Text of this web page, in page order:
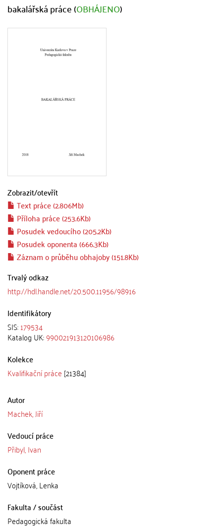
bakalářská práce (OBHÁJENO)
Zobrazit/otevřít
Text práce (2.806Mb)
Příloha práce (253.6Kb)
Posudek vedoucího (205.2Kb)
Posudek oponenta (666.3Kb)
Záznam o průběhu obhajoby (151.8Kb)
Trvalý odkaz
http://hdl.handle.net/20.500.11956/98916
Identifikátory
SIS:179534
Katalog UK:990021913120106986
Kolekce
Kvalifikační práce [21384]
Autor
Machek, Jiří
Vedoucí práce
Přibyl, Ivan
Oponent práce
Vojtíková, Lenka
Fakulta / součást
Pedagogická fakulta